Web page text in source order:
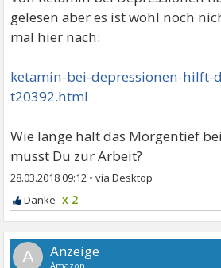
gelesen aber es ist wohl noch
mal hier nach:
ketamin-bei-depressionen-hilft-
t20392.html
Wie lange hält das Morgentief
musst Du zur Arbeit?
28.03.2018 09:12 •
x 2
A